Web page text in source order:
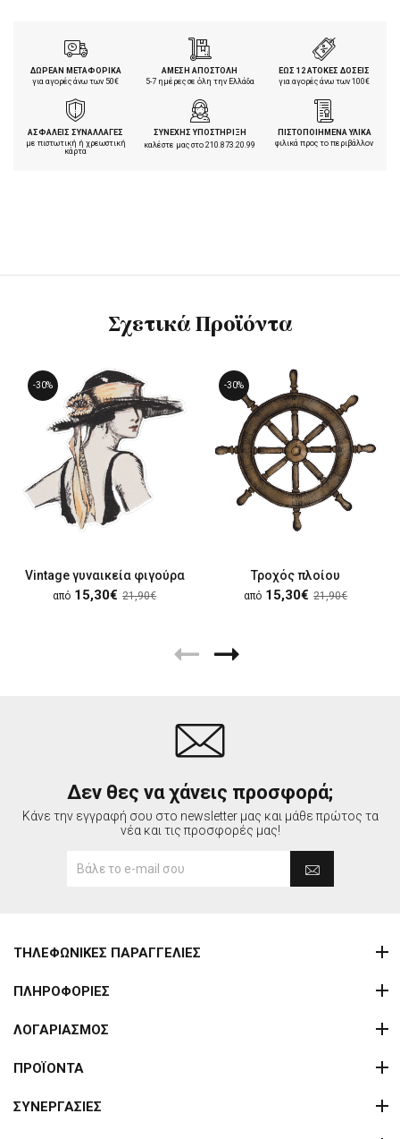
ΔΩΡΕΑΝ ΜΕΤΑΦΟΡΙΚΑ
για αγορές άνω των 50€
ΑΜΕΣΗ ΑΠΟΣΤΟΛΗ
5-7 ημέρες σε όλη την Ελλάδα
ΕΩΣ 12 ΑΤΟΚΕΣ ΔΟΣΕΙΣ
για αγορές άνω των 100€
ΑΣΦΑΛΕΙΣ ΣΥΝΑΛΛΑΓΕΣ
με πιστωτική ή χρεωστική
κάρτα
ΣΥΝΕΧΗΣ ΥΠΟΣΤΗΡΙΞΗ
καλέστε μας στο210.873.20.99
ΠΙΣΤΟΠΟΙΗΜΕΝΑ ΥΛΙΚΑ
φιλικά προς το περιβάλλον
Σχετικά Προϊόντα
-30%
Vintage γυναικεία φιγούρα
από 15,30€ 21,90€
-30%
Τροχός πλοίου
από 15,30€ 21,90€
Δεν θες να χάνεις προσφορά;
Κάνε την εγγραφή σου στο newsletter μας και μάθε πρώτος τα
νέα και τις προσφορές μας!
ΤΗΛΕΦΩΝΙΚΕΣ ΠΑΡΑΓΓΕΛΙΕΣ
ΠΛΗΡΟΦΟΡΙΕΣ
ΛΟΓΑΡΙΑΣΜΟΣ
ΠΡΟΪΟΝΤΑ
ΣΥΝΕΡΓΑΣΙΕΣ